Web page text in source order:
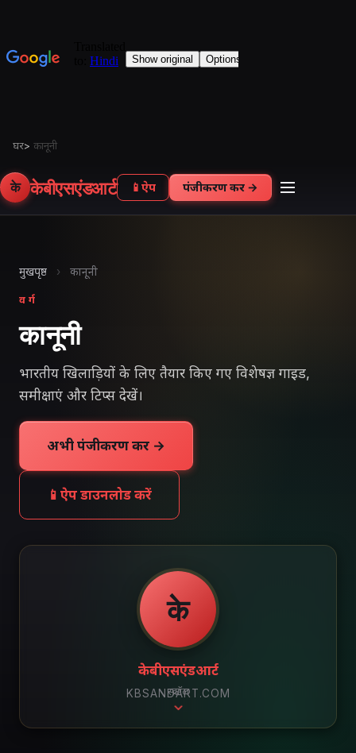
घर> कानूनी
के केबीएसएंडआर्ट 📱 ऐप पंजीकरण करें →
मुखपृष्ठ › कानूनी
वर्ग
कानूनी
भारतीय खिलाड़ियों के लिए तैयार किए गए विशेषज्ञ गाइड,
समीक्षाएं और टिप्स देखें।
अभी पंजीकरण करें →
📱 ऐप डाउनलोड करें
के
केबीएसएंडआर्ट
KBSANDART.COM
स्क्रॉल